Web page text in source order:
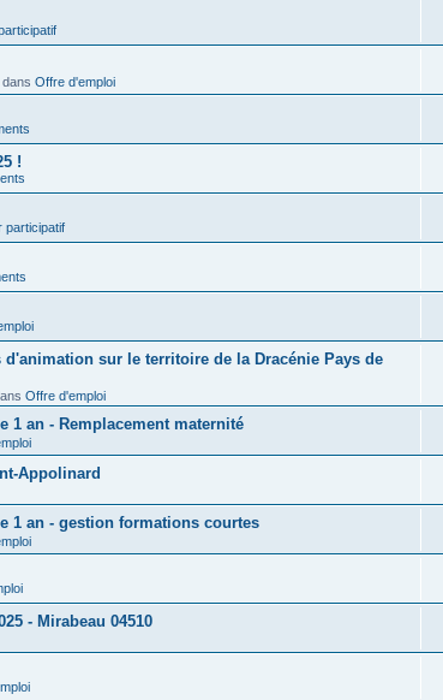
dans Offre d'emploi
!
participatif
sur le territoire de la Dracénie Pays de
Offre d'emploi
1 an - Remplacement maternité
Appolinard
1 an - gestion formations courtes
- Mirabeau 04510